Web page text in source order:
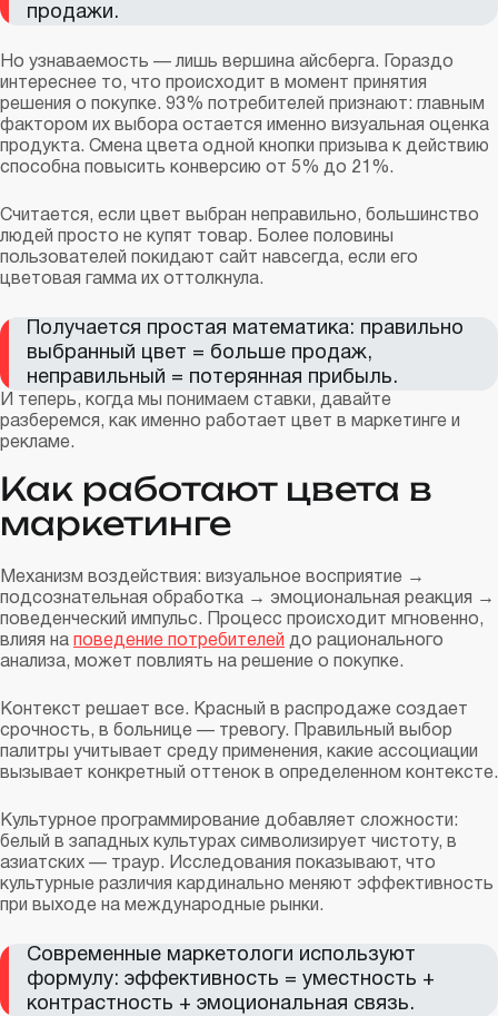
продажи.
Но узнаваемость — лишь вершина айсберга. Гораздо
интереснее то, что происходит в момент принятия
решения о покупке. 93% потребителей признают: главным
фактором их выбора остается именно визуальная оценка
продукта. Смена цвета одной кнопки призыва к действию
способна повысить конверсию от 5% до 21%.
Считается, если цвет выбран неправильно, большинство
людей просто не купят товар. Более половины
пользователей покидают сайт навсегда, если его
цветовая гамма их оттолкнула.
Получается простая математика: правильно
выбранный цвет = больше продаж,
неправильный = потерянная прибыль.
И теперь, когда мы понимаем ставки, давайте
разберемся, как именно работает цвет в маркетинге и
рекламе.
Как работают цвета в
маркетинге
Механизм воздействия: визуальное восприятие →
подсознательная обработка → эмоциональная реакция →
поведенческий импульс. Процесс происходит мгновенно,
влияя на поведение потребителей до рационального
анализа, может повлиять на решение о покупке.
Контекст решает все. Красный в распродаже создает
срочность, в больнице — тревогу. Правильный выбор
палитры учитывает среду применения, какие ассоциации
вызывает конкретный оттенок в определенном контексте.
Культурное программирование добавляет сложности:
белый в западных культурах символизирует чистоту, в
азиатских — траур. Исследования показывают, что
культурные различия кардинально меняют эффективность
при выходе на международные рынки.
Современные маркетологи используют
формулу: эффективность = уместность +
контрастность + эмоциональная связь.